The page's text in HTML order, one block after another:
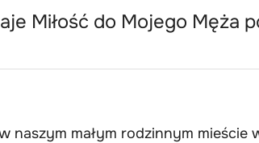
Miłość do Mojego Męża
naszym małym rodzinnym mieście